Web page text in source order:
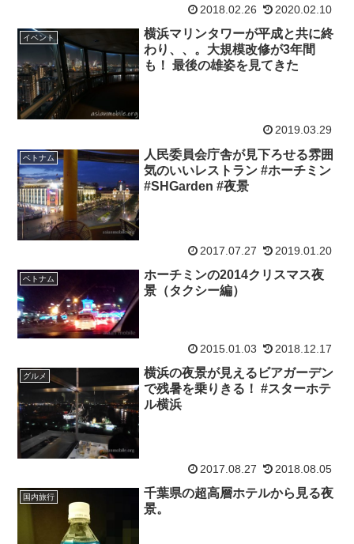
2018.02.26 2020.02.10
イベント
横浜マリンタワーが平成と共に終
わり、、。大規模改修が3年間
も！ 最後の雄姿を見てきた
2019.03.29
ベトナム
人民委員会庁舎が見下ろせる雰囲
気のいいレストラン #ホーチミン
#SHGarden #夜景
2017.07.27 2019.01.20
ベトナム
ホーチミンの2014クリスマス夜
景（タクシー編）
2015.01.03 2018.12.17
グルメ
横浜の夜景が見えるビアガーデン
で残暑を乗りきる！ #スターホテ
ル横浜
2017.08.27 2018.08.05
国内旅行
千葉県の超高層ホテルから見る夜
景。